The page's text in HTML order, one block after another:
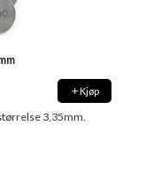
Kjøp
3,35mm.